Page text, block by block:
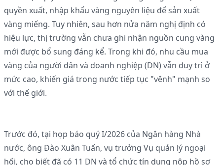
quyền xuất, nhập khẩu vàng nguyên liệu để sản xuất
vàng miếng. Tuy nhiên, sau hơn nửa năm nghị định có
hiệu lực, thị trường vẫn chưa ghi nhận nguồn cung vàng
mới được bổ sung đáng kể. Trong khi đó, nhu cầu mua
vàng của người dân và doanh nghiệp (DN) vẫn duy trì ở
mức cao, khiến giá trong nước tiếp tục "vênh" mạnh so
với thế giới.
Trước đó, tại họp báo quý I/2026 của Ngân hàng Nhà
nước, ông Đào Xuân Tuấn, vụ trưởng Vụ quản lý ngoại
hối, cho biết đã có 11 DN và tổ chức tín dụng nộp hồ sơ